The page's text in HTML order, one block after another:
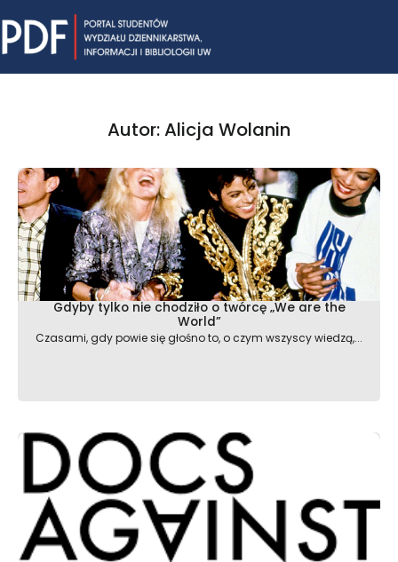
to
content
Autor:Alicja Wolanin
Gdyby tylko nie chodziło o twórcę „We are the
World”
Czasami, gdy powie się głośno to, o czym wszyscy wiedzą,...